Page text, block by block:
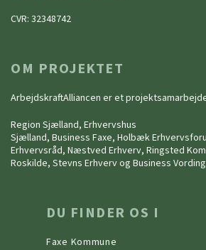
CVR: 32348742
OM PROJEKTET
ArbejdskraftAlliancen er et
Region Sjælland, Erhvervshus
Sjælland, Business Faxe, Holbæk
Erhvervsråd, Næstved Erhverv, Ringsted
Roskilde, Stevns Erhverv og Business
DU FINDER OS I
Faxe Kommune